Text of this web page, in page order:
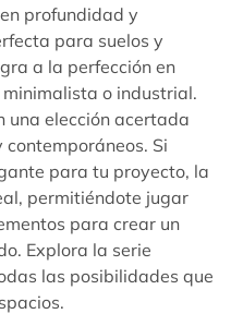
profundidad y
para suelos y
a la perfección en
o industrial.
una elección acertada
Si
para tu proyecto, la
permitiéndote jugar
para crear un
Explora la serie
las posibilidades que